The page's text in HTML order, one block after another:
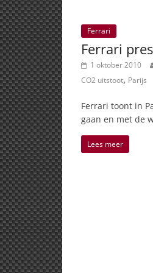
Ferrari
Ferrari
1 oktober 2010
CO2 uitstoot, Parijs
Ferrari toont in
gaan en met de
Lees meer